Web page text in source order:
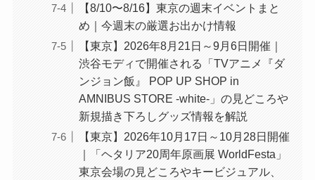
【8/10〜8/16】東京の週末イベントまと
め｜今週末の厳選お出かけ情報
【東京】2026年8月21日～9月6日開催｜
渋谷モディで開催される「TVアニメ『ダ
ンジョン飯』 POP UP SHOP in
AMNIBUS STORE -white-」の見どころや
新規描き下ろしグッズ情報を解説
【東京】2026年10月17日～10月28日開催
｜「ヘタリア20周年原画展 WorldFesta」
東京会場の見どころやキービジュアル、